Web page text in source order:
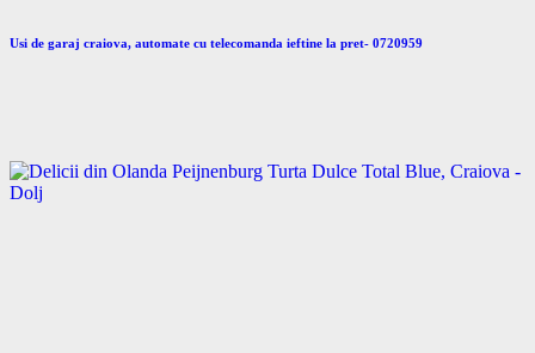
Usi de garaj craiova, automate cu telecomanda ieftine la pret- 0720959